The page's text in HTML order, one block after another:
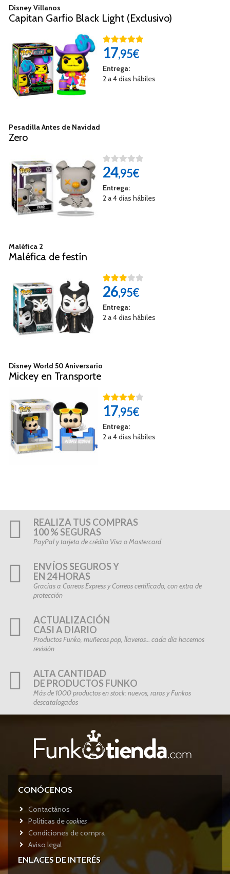
Disney Villanos
Capitan Garfio Black Light (Exclusivo)
17,95€
Entrega:
2 a 4 días hábiles
Pesadilla Antes de Navidad
Zero
24,95€
Entrega:
2 a 4 días hábiles
Maléfica 2
Maléfica de festín
26,95€
Entrega:
2 a 4 días hábiles
Disney World 50 Aniversario
Mickey en Transporte
17,95€
Entrega:
2 a 4 días hábiles
REALIZA TUS COMPRAS
100 % SEGURAS
PayPal y tarjeta de crédito Visa o Mastercard
ENVÍOS SEGUROS Y
EN 24 HORAS
Gracias a Correos Express y Correos certificado, con extra de
protección
ACTUALIZACIÓN
CASI A DIARIO
Productos Funko, muñecos pop, llaveros… cada día hacemos
revisión
ALTA CANTIDAD
DE PRODUCTOS FUNKO
Más de 1000 productos en stock: nuevos, raros y Funkos
descatalogados
CONÓCENOS
Contactános
Políticas decookies
Condiciones de compra
Aviso legal
ENLACES DE INTERÉS